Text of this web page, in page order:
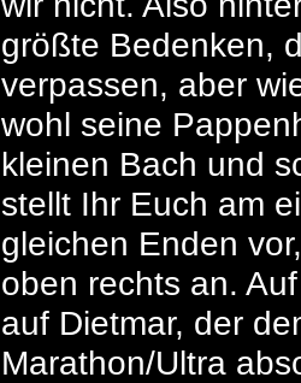
größte Bedenken,
verpassen, aber
wohl seine
kleinen Bach und
stellt Ihr Euch am
gleichen Enden
oben rechts an.
auf Dietmar, der
Marathon/Ultra